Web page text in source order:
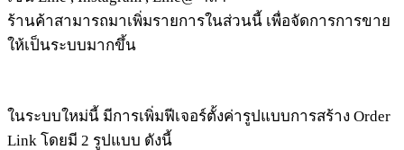
ร้านค้าสามารถมาเพิ่มรายการในส่วนนี้ เพื่อจัดการการขาย
ให้เป็นระบบมากขึ้น
ในระบบใหม่นี้ มีการเพิ่มฟีเจอร์ตั้งค่ารูปแบบการสร้าง Order
Link โดยมี 2 รูปแบบ ดังนี้